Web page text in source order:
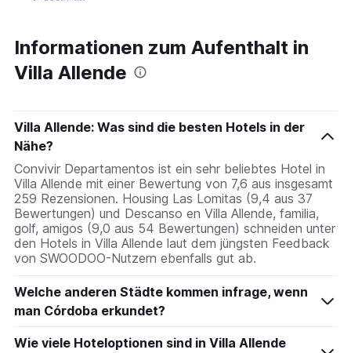
Informationen zum Aufenthalt in
Villa Allende
Villa Allende: Was sind die besten Hotels in der
Nähe?
Convivir Departamentos ist ein sehr beliebtes Hotel in
Villa Allende mit einer Bewertung von 7,6 aus insgesamt
259 Rezensionen. Housing Las Lomitas (9,4 aus 37
Bewertungen) und Descanso en Villa Allende, familia,
golf, amigos (9,0 aus 54 Bewertungen) schneiden unter
den Hotels in Villa Allende laut dem jüngsten Feedback
von SWOODOO-Nutzern ebenfalls gut ab.
Welche anderen Städte kommen infrage, wenn
man Córdoba erkundet?
Wie viele Hoteloptionen sind in Villa Allende